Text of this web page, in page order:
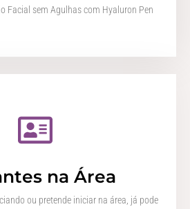
Facial sem Agulhas com Hyaluron Pen
na Área
ou pretende iniciar na área, já pode